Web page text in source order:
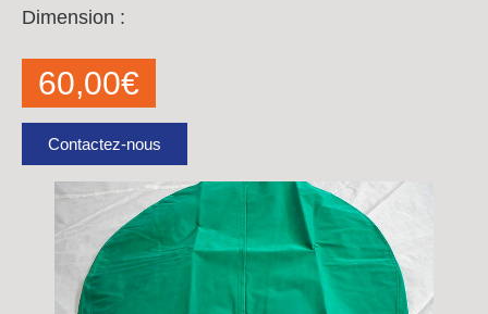
Dimension :
60,00€
Contactez-nous